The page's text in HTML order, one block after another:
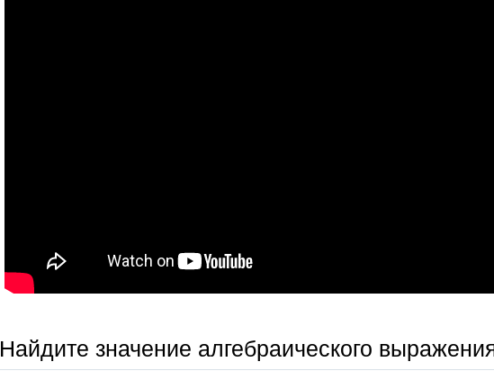
Найдите значение алгебраического